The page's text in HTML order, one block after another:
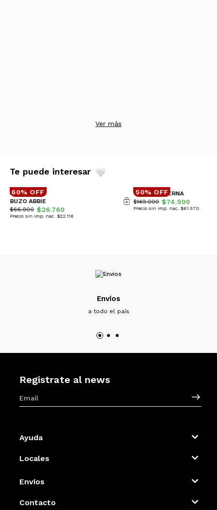
Ver más
Te puede interesar
60% OFF
BUZO ABBIE
$66.900 $26.760
Precio sin imp. nac. $22.116
50% OFF
CAMPERA BERNA
$149.000 $74.500
Precio sin imp. nac. $61.570
Envíos
a todo el país
Registrate al news
Ayuda
Locales
Envíos
Contacto